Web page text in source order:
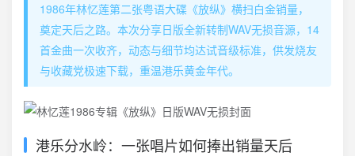
1986年林忆莲第二张粤语大碟《放纵》横扫白金销量，
奠定天后之路。本次分享日版全新转制WAV无损音源，14
首金曲一次收齐，动态与细节均达试音级标准，供发烧友
与收藏党极速下载，重温港乐黄金年代。
港乐分水岭：一张唱片如何捧出销量天后